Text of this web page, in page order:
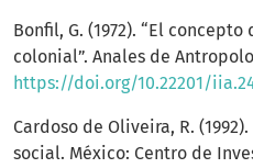
Bonfil, G. (1972). “El
colonial”. Anales de
https://doi.org/10.22201/
Cardoso de Oliveira, R.
social. México: Centro de